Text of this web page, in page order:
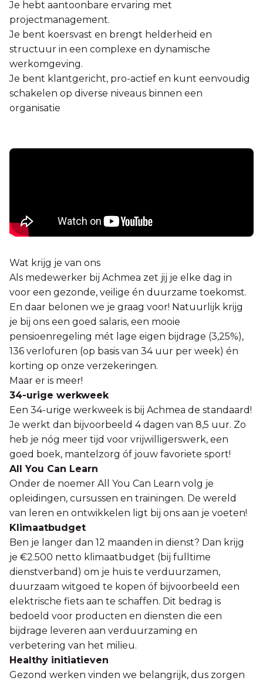
Je hebt aantoonbare ervaring met
projectmanagement.
Je bent koersvast en brengt helderheid en
structuur in een complexe en dynamische
werkomgeving.
Je bent klantgericht, pro-actief en kunt eenvoudig
schakelen op diverse niveaus binnen een
organisatie
Wat krijg je van ons
Als medewerker bij Achmea zet jij je elke dag in
voor een gezonde, veilige én duurzame toekomst.
En daar belonen we je graag voor! Natuurlijk krijg
je bij ons een goed salaris, een mooie
pensioenregeling mét lage eigen bijdrage (3,25%),
136 verlofuren (op basis van 34 uur per week) én
korting op onze verzekeringen.
Maar er is meer!
34-urige werkweek
Een 34-urige werkweek is bij Achmea de standaard!
Je werkt dan bijvoorbeeld 4 dagen van 8,5 uur. Zo
heb je nóg meer tijd voor vrijwilligerswerk, een
goed boek, mantelzorg óf jouw favoriete sport!
All You Can Learn
Onder de noemer All You Can Learn volg je
opleidingen, cursussen en trainingen. De wereld
van leren en ontwikkelen ligt bij ons aan je voeten!
Klimaatbudget
Ben je langer dan 12 maanden in dienst? Dan krijg
je €2.500 netto klimaatbudget (bij fulltime
dienstverband) om je huis te verduurzamen,
duurzaam witgoed te kopen óf bijvoorbeeld een
elektrische fiets aan te schaffen. Dit bedrag is
bedoeld voor producten en diensten die een
bijdrage leveren aan verduurzaming en
verbetering van het milieu.
Healthy initiatieven
Gezond werken vinden we belangrijk, dus zorgen